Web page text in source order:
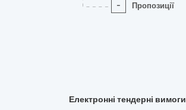
- Пропозиції
Електронні тендерні вимоги